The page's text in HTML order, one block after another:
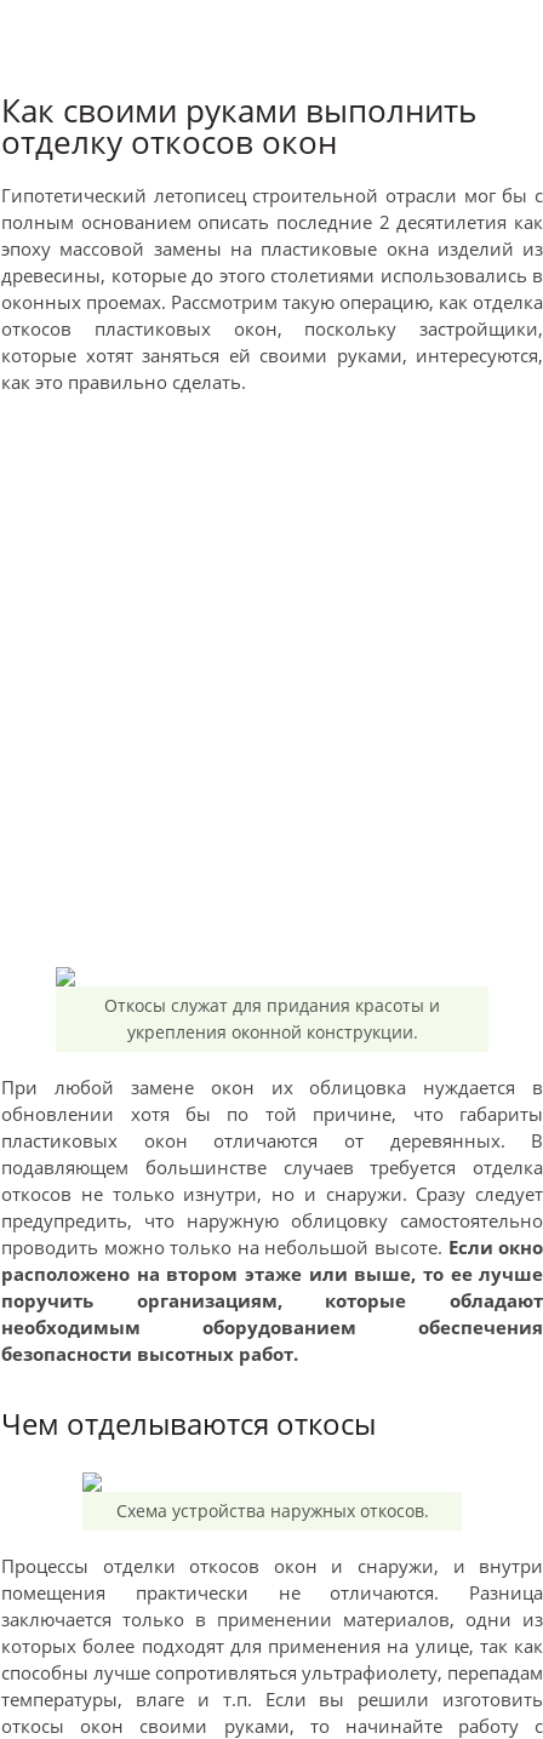
Как своими руками выполнить
отделку откосов окон
Гипотетический летописец строительной отрасли мог бы с
полным основанием описать последние 2 десятилетия как
эпоху массовой замены на пластиковые окна изделий из
древесины, которые до этого столетиями использовались в
оконных проемах. Рассмотрим такую операцию, как отделка
откосов пластиковых окон, поскольку застройщики,
которые хотят заняться ей своими руками, интересуются,
как это правильно сделать.
Откосы служат для придания красоты и
укрепления оконной конструкции.
При любой замене окон их облицовка нуждается в
обновлении хотя бы по той причине, что габариты
пластиковых окон отличаются от деревянных. В
подавляющем большинстве случаев требуется отделка
откосов не только изнутри, но и снаружи. Сразу следует
предупредить, что наружную облицовку самостоятельно
проводить можно только на небольшой высоте. Если окно
расположено на втором этаже или выше, то ее лучше
поручить организациям, которые обладают
необходимым оборудованием обеспечения
безопасности высотных работ.
Чем отделываются откосы
Схема устройства наружных откосов.
Процессы отделки откосов окон и снаружи, и внутри
помещения практически не отличаются. Разница
заключается только в применении материалов, одни из
которых более подходят для применения на улице, так как
способны лучше сопротивляться ультрафиолету, перепадам
температуры, влаге и т.п. Если вы решили изготовить
откосы окон своими руками, то начинайте работу с